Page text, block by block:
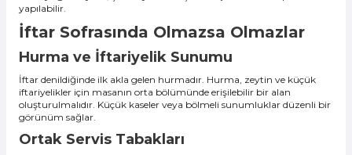
yapılabilir.
İftar Sofrasında Olmazsa Olmazlar
Hurma ve İftariyelik Sunumu
İftar denildiğinde ilk akla gelen hurmadır. Hurma, zeytin ve küçük
iftariyelikler için masanın orta bölümünde erişilebilir bir alan
oluşturulmalıdır. Küçük kaseler veya bölmeli sunumluklar düzenli bir
görünüm sağlar.
Ortak Servis Tabakları